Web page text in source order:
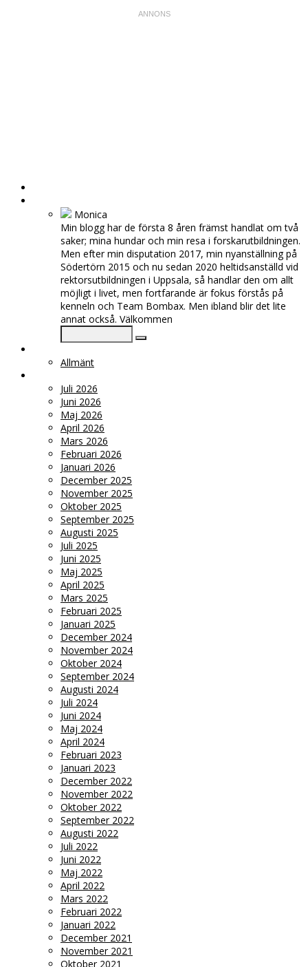
Monica
Min blogg har de första 8 åren främst handlat om två
saker; mina hundar och min resa i forskarutbildningen.
Men efter min disputation 2017, min nyanställning på
Södertörn 2015 och nu sedan 2020 heltidsanställd vid
rektorsutbildningen i Uppsala, så handlar den om allt
möjligt i livet, men fortfarande är fokus förstås på
kenneln och Team Bombax. Men ibland blir det lite
annat också. Välkommen
Allmänt
Juli 2026
Juni 2026
Maj 2026
April 2026
Mars 2026
Februari 2026
Januari 2026
December 2025
November 2025
Oktober 2025
September 2025
Augusti 2025
Juli 2025
Juni 2025
Maj 2025
April 2025
Mars 2025
Februari 2025
Januari 2025
December 2024
November 2024
Oktober 2024
September 2024
Augusti 2024
Juli 2024
Juni 2024
Maj 2024
April 2024
Februari 2023
Januari 2023
December 2022
November 2022
Oktober 2022
September 2022
Augusti 2022
Juli 2022
Juni 2022
Maj 2022
April 2022
Mars 2022
Februari 2022
Januari 2022
December 2021
November 2021
Oktober 2021